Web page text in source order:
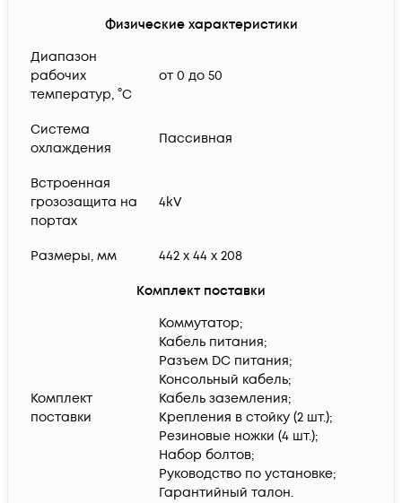
Физические характеристики
Диапазон
рабочих
температур, °C
от 0 до 50
Система
охлаждения
Пассивная
Встроенная
грозозащита на
портах
4kV
Размеры, мм 442 x 44 x 208
Комплект поставки
Комплект
поставки
Коммутатор;
Кабель питания;
Разъем DC питания;
Консольный кабель;
Кабель заземления;
Крепления в стойку (2 шт.);
Резиновые ножки (4 шт.);
Набор болтов;
Руководство по установке;
Гарантийный талон.